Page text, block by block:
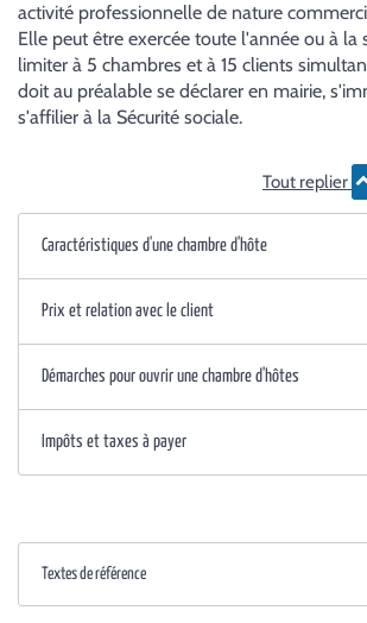
activité professionnelle de nature
Elle peut être exercée toute l'année ou à la
limiter à 5 chambres et à 15 clients
doit au préalable se déclarer en mairie,
s'affilier à la Sécurité sociale.
Tout replier
Caractéristiques d'une chambre d'hôte
Prix et relation avec le client
Démarches pour ouvrir une chambre d'hôtes
Impôts et taxes à payer
Textes de référence